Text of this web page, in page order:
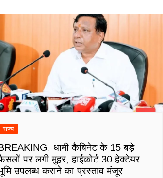
राज्य
धामी कैबिनेट के 15 बड़े
पर लगी मुहर, हाईकोर्ट 30 हेक्टेयर
उपलब्ध कराने का प्रस्ताव मंजूर